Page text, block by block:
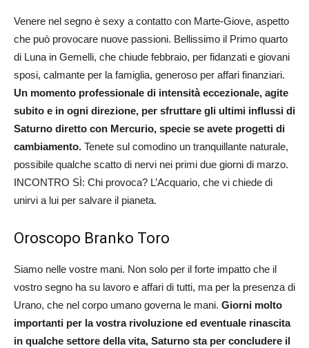
Venere nel segno è sexy a contatto con Marte-Giove, aspetto
che può provocare nuove passioni. Bellissimo il Primo quarto
di Luna in Gemelli, che chiude febbraio, per fidanzati e giovani
sposi, calmante per la famiglia, generoso per affari finanziari.
Un momento professionale di intensità eccezionale, agite
subito e in ogni direzione, per sfruttare gli ultimi influssi di
Saturno diretto con Mercurio, specie se avete progetti di
cambiamento. Tenete sul comodino un tranquillante naturale,
possibile qualche scatto di nervi nei primi due giorni di marzo.
INCONTRO SÌ: Chi provoca? L’Acquario, che vi chiede di
unirvi a lui per salvare il pianeta.
Oroscopo Branko Toro
Siamo nelle vostre mani. Non solo per il forte impatto che il
vostro segno ha su lavoro e affari di tutti, ma per la presenza di
Urano, che nel corpo umano governa le mani. Giorni molto
importanti per la vostra rivoluzione ed eventuale rinascita
in qualche settore della vita, Saturno sta per concludere il